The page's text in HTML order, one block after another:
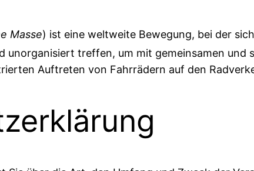
Masse) ist eine weltweite Bewegung, bei der
unorganisiert treffen, um mit gemeinsamen und
Auftreten von Fahrrädern auf den